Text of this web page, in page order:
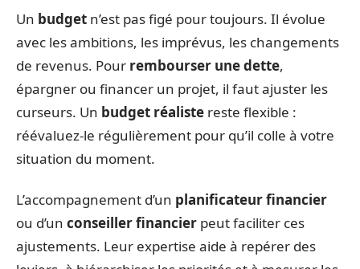
Un budget n’est pas figé pour toujours. Il évolue
avec les ambitions, les imprévus, les changements
de revenus. Pour rembourser une dette,
épargner ou financer un projet, il faut ajuster les
curseurs. Un budget réaliste reste flexible :
réévaluez-le régulièrement pour qu’il colle à votre
situation du moment.
L’accompagnement d’un planificateur financier
ou d’un conseiller financier peut faciliter ces
ajustements. Leur expertise aide à repérer des